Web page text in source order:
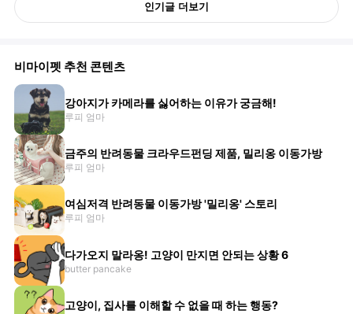
인기글 더보기
비마이펫 추천 콘텐츠
강아지가 카메라를 싫어하는 이유가 궁금해!
루피 엄마
금주의 반려동물 크라우드펀딩 제품, 밀리옹 이동가방
루피 엄마
여심저격 반려동물 이동가방 '밀리옹' 스토리
루피 엄마
다가오지 말라옹! 고양이 만지면 안되는 상황 6
butter pancake
고양이, 집사를 이해할 수 없을 때 하는 행동?